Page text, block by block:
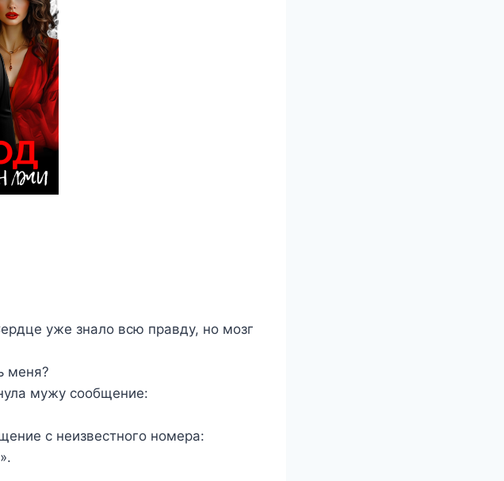
уже знало всю правду, но мозг
меня?
мужу сообщение:
с неизвестного номера: